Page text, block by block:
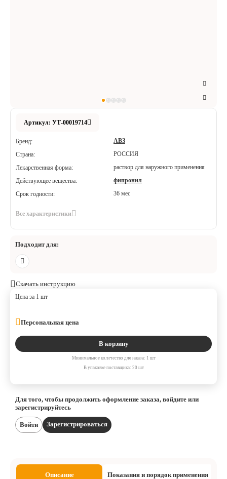
Артикул: УТ-00019714
Бренд:
АВЗ
Страна:
РОССИЯ
Лекарственная форма:
раствор для наружного применения
Действующее вещества:
фипронил
Срок годности:
36 мес
Все характеристики
Подходит для:
Скачать инструкцию
Цена за 1 шт
Персональная цена
В корзину
Минимальное количество для заказа: 1 шт
В упаковке поставщика: 20 шт
Для того, чтобы продолжить оформление заказа, войдите или
зарегистрируйтесь
Войти Зарегистрироваться
Описание Показания и порядок применения